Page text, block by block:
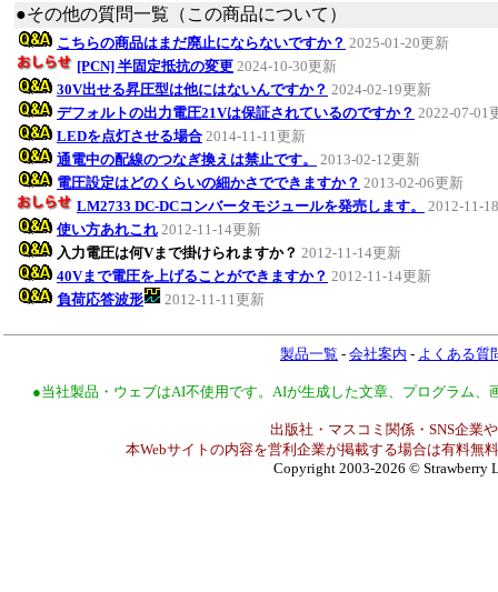
●その他の質問一覧（この商品について）
こちらの商品はまだ廃止にならないですか？ 2025-01-20更新
[PCN] 半固定抵抗の変更 2024-10-30更新
30V出せる昇圧型は他にはないんですか？ 2024-02-19更新
デフォルトの出力電圧21Vは保証されているのですか？ 2022-07-01
LEDを点灯させる場合 2014-11-11更新
通電中の配線のつなぎ換えは禁止です。
2013-02-12更新
電圧設定はどのくらいの細かさでできますか？ 2013-02-06更新
LM2733 DC-DCコンバータモジュールを発売します。
2012-11-
使い方あれこれ 2012-11-14更新
入力電圧は何Vまで掛けられますか？ 2012-11-14更新
40Vまで電圧を上げることができますか？ 2012-11-14更新
負荷応答波形
2012-11-11更新
製品一覧 - 会社案内 - よくある質
●当社製品・ウェブはAI不使用です。AIが生成した文章、プログラム
出版社・マスコミ関係・SNS企業
本Webサイトの内容を営利企業が掲載する場合は有料無
Copyright 2003-2026 © Strawberry